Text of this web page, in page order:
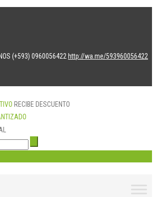
(+593) 0960056422 http://wa.me/593960056422
RECIBE DESCUENTO